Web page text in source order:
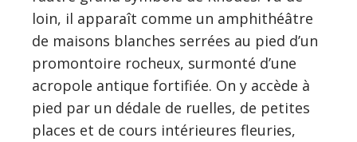
loin, il apparaît comme un amphithéâtre
de maisons blanches serrées au pied d’un
promontoire rocheux, surmonté d’une
acropole antique fortifiée. On y accède à
pied par un dédale de ruelles, de petites
places et de cours intérieures fleuries,